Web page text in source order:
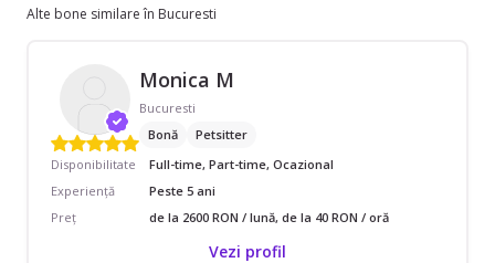
Alte bone similare în Bucuresti
Monica M
Bucuresti
Bonă
Petsitter
Disponibilitate
Full-time, Part-time, Ocazional
Experiență
Peste 5 ani
Preț
de la 2600 RON / lună, de la 40 RON / oră
Vezi profil